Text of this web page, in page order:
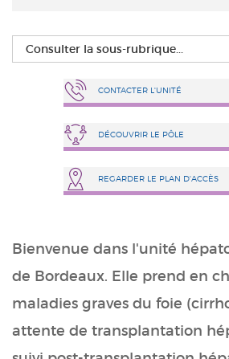
CONTACTER L'UNITÉ
DÉCOUVRIR LE PÔLE
REGARDER LE PLAN D'ACCÈS
Bienvenue dans l'unité
de Bordeaux. Elle prend en
maladies graves du foie
attente de transplantation